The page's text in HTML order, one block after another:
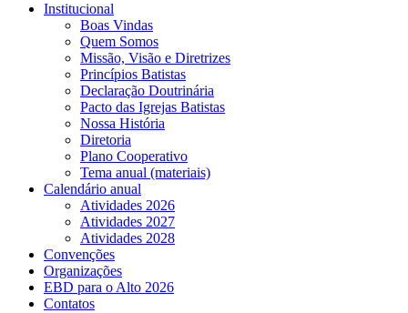
Institucional
Boas Vindas
Quem Somos
Missão, Visão e Diretrizes
Princípios Batistas
Declaração Doutrinária
Pacto das Igrejas Batistas
Nossa História
Diretoria
Plano Cooperativo
Tema anual (materiais)
Calendário anual
Atividades 2026
Atividades 2027
Atividades 2028
Convenções
Organizações
EBD para o Alto 2026
Contatos